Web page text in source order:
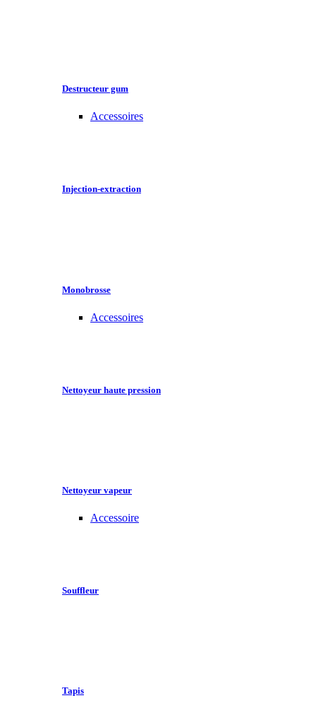
Destructeur gum
Accessoires
Injection-extraction
Monobrosse
Accessoires
Nettoyeur haute pression
Nettoyeur vapeur
Accessoire
Souffleur
Tapis